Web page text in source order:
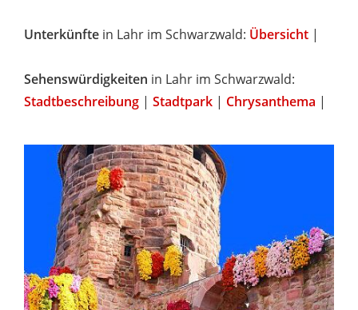
Unterkünfte in Lahr im Schwarzwald: Übersicht |
Sehenswürdigkeiten in Lahr im Schwarzwald:
Stadtbeschreibung | Stadtpark | Chrysanthema |